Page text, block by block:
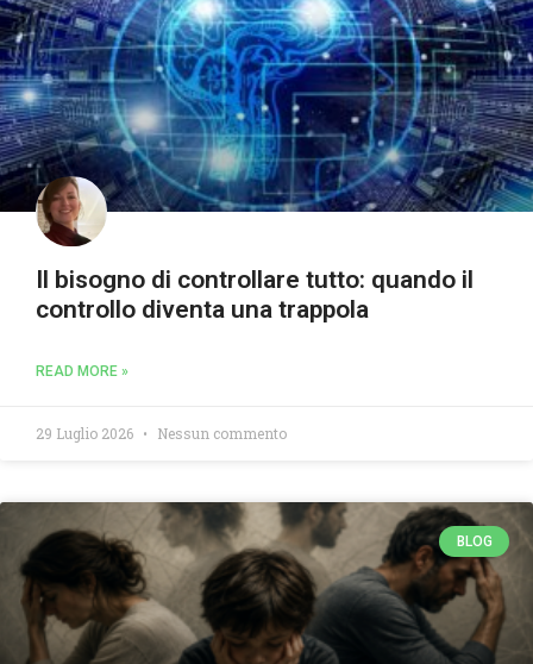
Il bisogno di controllare tutto: quando il
controllo diventa una trappola
READ MORE »
29 Luglio 2026 Nessun commento
BLOG